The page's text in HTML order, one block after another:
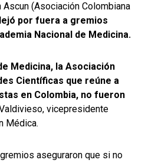
(Asociación Colombiana
por fuera a gremios
Nacional de Medicina.
Medicina, la Asociación
Científicas que reúne a
en Colombia, no fueron
vicepresidente
Médica.
aseguraron que si no